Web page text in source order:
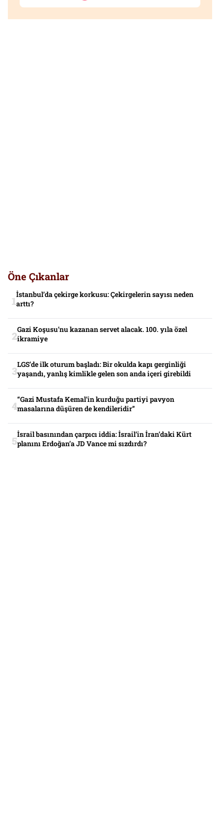
Öne Çıkanlar
İstanbul’da çekirge korkusu: Çekirgelerin sayısı neden
arttı?
Gazi Koşusu’nu kazanan servet alacak. 100. yıla özel
ikramiye
LGS’de ilk oturum başladı: Bir okulda kapı gerginliği
yaşandı, yanlış kimlikle gelen son anda içeri girebildi
“Gazi Mustafa Kemal’in kurduğu partiyi pavyon
masalarına düşüren de kendileridir”
İsrail basınından çarpıcı iddia: İsrail’in İran’daki Kürt
planını Erdoğan’a JD Vance mi sızdırdı?